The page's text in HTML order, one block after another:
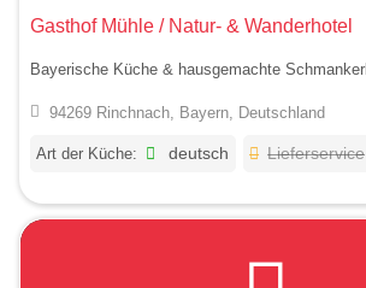
Gasthof Mühle / Natur- & Wanderhotel
Bayerische Küche & hausgemachte Schmankerl
94269 Rinchnach, Bayern, Deutschland
Art der Küche: deutsch Lieferservice